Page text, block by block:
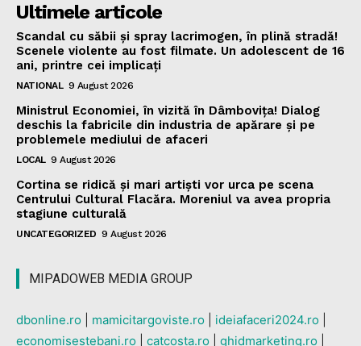
Ultimele articole
Scandal cu săbii și spray lacrimogen, în plină stradă!
Scenele violente au fost filmate. Un adolescent de 16
ani, printre cei implicați
NATIONAL 9 August 2026
Ministrul Economiei, în vizită în Dâmbovița! Dialog
deschis la fabricile din industria de apărare și pe
problemele mediului de afaceri
LOCAL 9 August 2026
Cortina se ridică și mari artiști vor urca pe scena
Centrului Cultural Flacăra. Moreniul va avea propria
stagiune culturală
UNCATEGORIZED 9 August 2026
MIPADOWEB MEDIA GROUP
dbonline.ro mamicitargoviste.ro ideiafaceri2024.ro
economisestebani.ro
catcosta.ro ghidmarketing.ro